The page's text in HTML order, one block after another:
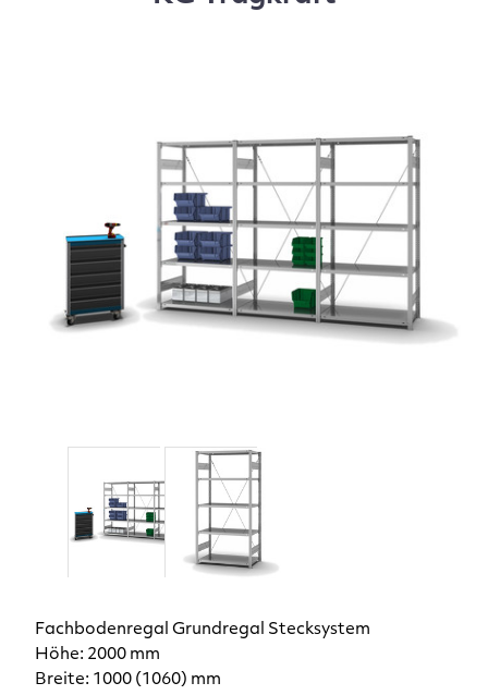
Fachbodenregal Grundregal Stecksystem
Höhe: 2000 mm
Breite: 1000 (1060) mm